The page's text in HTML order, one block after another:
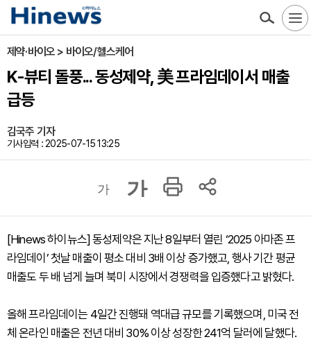
제약·바이오 > 바이오/헬스케어
K-뷰티 돌풍... 동성제약, 美 프라임데이서 매출
급등
김국주 기자
기사입력 : 2025-07-15 13:25
가 가
[Hinews 하이뉴스] 동성제약은 지난 8일부터 열린 ‘2025 아마존 프
라임데이’ 첫날 매출이 평소 대비 3배 이상 증가했고, 행사 기간 평균
매출도 두 배 넘게 늘며 북미 시장에서 경쟁력을 입증했다고 밝혔다.
올해 프라임데이는 4일간 진행돼 역대급 규모를 기록했으며, 미국 전
체 온라인 매출은 전년 대비 30% 이상 성장한 241억 달러에 달했다.